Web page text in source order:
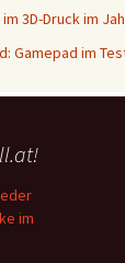
3D-Druck im
Gamepad im
im